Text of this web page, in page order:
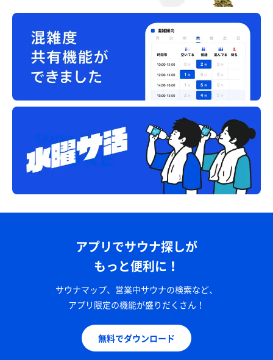
アプリでサウナ探しが
もっと便利に！
サウナマップ、営業中サウナの検索など、
アプリ限定の機能が盛りだくさん！
無料でダウンロード